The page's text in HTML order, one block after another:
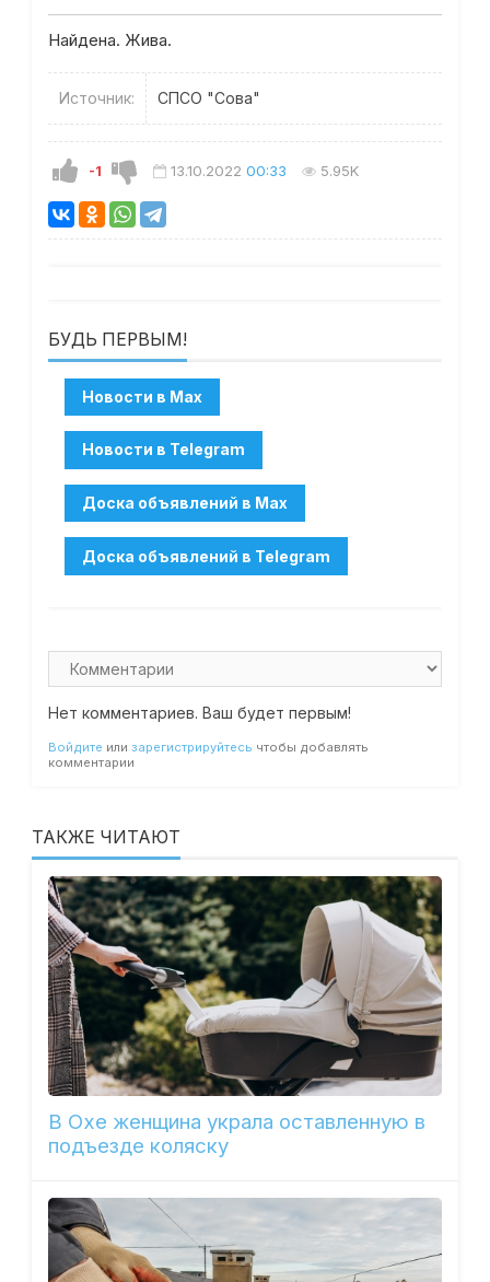
Найдена. Жива.
Источник: СПСО "Сова"
-1 13.10.2022 00:33 5.95K
БУДЬ ПЕРВЫМ!
Нет комментариев. Ваш будет первым!
Войдите или зарегистрируйтесь чтобы добавлять
комментарии
ТАКЖЕ ЧИТАЮТ
В Охе женщина украла оставленную в
подъезде коляску